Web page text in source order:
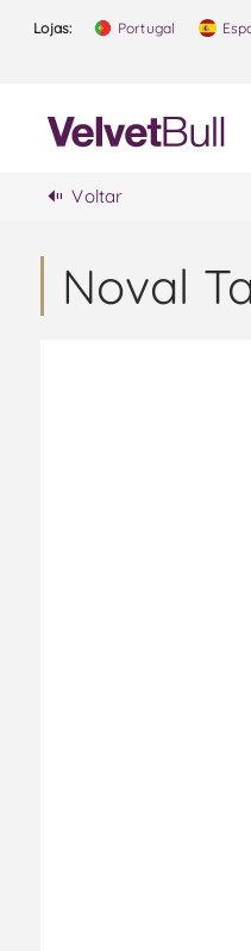
Lojas: Portugal
Voltar
Noval